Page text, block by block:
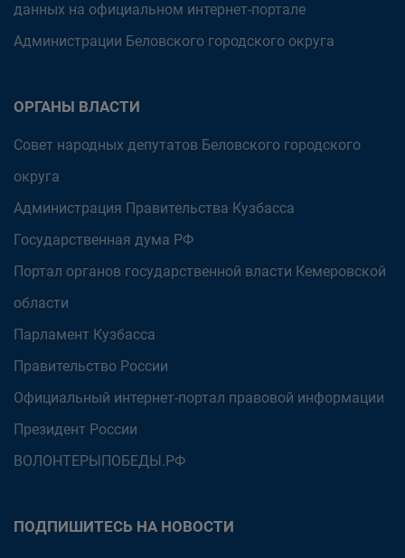
данных на официальном интернет-портале
Администрации Беловского городского округа
ОРГАНЫ ВЛАСТИ
Совет народных депутатов Беловского городского
округа
Администрация Правительства Кузбасса
Государственная дума РФ
Портал органов государственной власти Кемеровской
области
Парламент Кузбасса
Правительство России
Официальный интернет-портал правовой информации
Президент России
ВОЛОНТЕРЫПОБЕДЫ.РФ
ПОДПИШИТЕСЬ НА НОВОСТИ